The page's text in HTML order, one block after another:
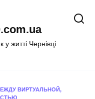
у житті Чернівці
ВИРТУАЛЬНОЙ,